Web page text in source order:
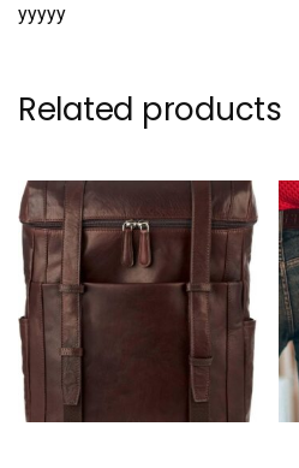
yyyyy
Related products